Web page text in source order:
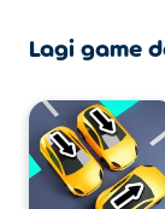
Lagi game